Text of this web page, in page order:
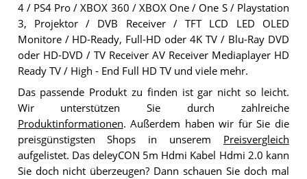
4 / PS4 Pro / XBOX 360 / XBOX One / One S / Playstation
3, Projektor / DVB Receiver / TFT LCD LED OLED
Monitore / HD-Ready, Full-HD oder 4K TV / Blu-Ray DVD
oder HD-DVD / TV Receiver AV Receiver Mediaplayer HD
Ready TV / High - End Full HD TV und viele mehr.
Das passende Produkt zu finden ist gar nicht so leicht.
Wir unterstützen Sie durch zahlreiche
Produktinformationen. Außerdem haben wir für Sie die
preisgünstigsten Shops in unserem Preisvergleich
aufgelistet. Das deleyCON 5m Hdmi Kabel Hdmi 2.0 kann
Sie doch nicht überzeugen? Dann schauen Sie doch mal